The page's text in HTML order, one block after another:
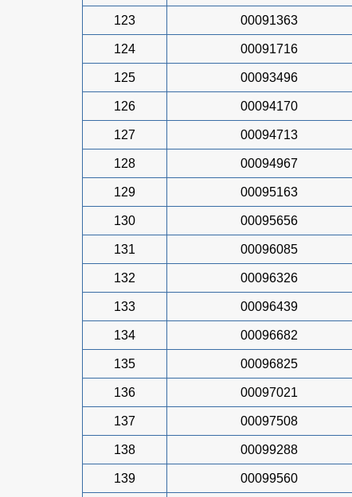
123 00091363
124 00091716
125 00093496
126 00094170
127 00094713
128 00094967
129 00095163
130 00095656
131 00096085
132 00096326
133 00096439
134 00096682
135 00096825
136 00097021
137 00097508
138 00099288
139 00099560